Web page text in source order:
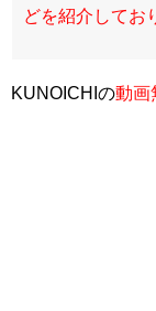
どを紹介してお
KUNOICHIの動画